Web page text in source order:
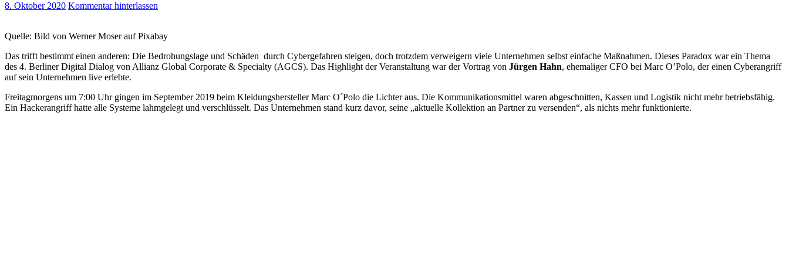
8. Oktober 2020 Kommentar hinterlassen
Quelle: Bild von Werner Moser auf Pixabay
Das trifft bestimmt einen anderen: Die Bedrohungslage und Schäden durch Cybergefahren steigen, doch trotzdem verweigern viele Unternehmen selbst einfache Maßnahmen. Dieses Paradox war ein Thema
des 4. Berliner Digital Dialog von Allianz Global Corporate & Specialty (AGCS). Das Highlight der Veranstaltung war der Vortrag von Jürgen Hahn, ehemaliger CFO bei Marc O’Polo, der einen Cyberangriff
auf sein Unternehmen live erlebte.
Freitagmorgens um 7:00 Uhr gingen im September 2019 beim Kleidungshersteller Marc O´Polo die Lichter aus. Die Kommunikationsmittel waren abgeschnitten, Kassen und Logistik nicht mehr betriebsfähig.
Ein Hackerangriff hatte alle Systeme lahmgelegt und verschlüsselt. Das Unternehmen stand kurz davor, seine „aktuelle Kollektion an Partner zu versenden“, als nichts mehr funktionierte.